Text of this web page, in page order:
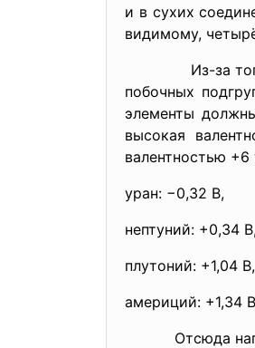
и в сухих
видимому,
Из-за того что
побочных
элементы
высокая
валентностью
уран: −0,32 В,
нептуний: +0,34
плутоний: +1,04 В,
америций: +1,34
Отсюда